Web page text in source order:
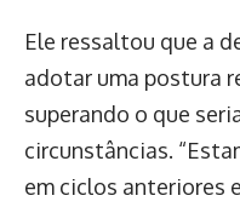
Ele ressaltou que a
adotar uma postura
superando o que
circunstâncias.
em ciclos anteriores